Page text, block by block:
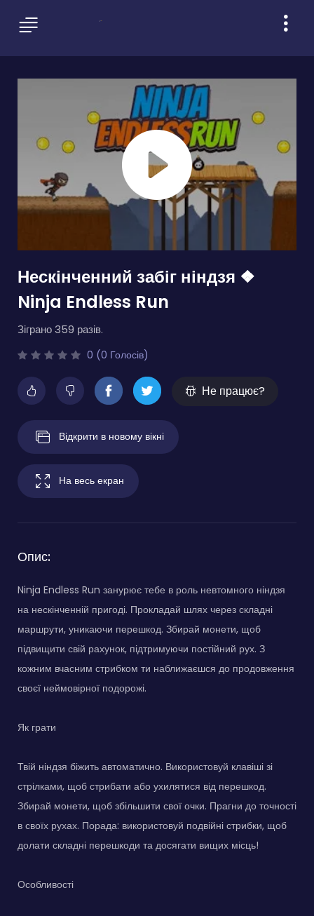
Нескінченний забіг ніндзя ❖
Ninja Endless Run
Зіграно 359 разів.
0 (0 Голосів)
Не працює?
Відкрити в новому вікні
На весь екран
Опис:
Ninja Endless Run занурює тебе в роль невтомного ніндзя
на нескінченній пригоді. Прокладай шлях через складні
маршрути, уникаючи перешкод. Збирай монети, щоб
підвищити свій рахунок, підтримуючи постійний рух. З
кожним вчасним стрибком ти наближаєшся до продовження
своєї неймовірної подорожі.
Як грати
Твій ніндзя біжить автоматично. Використовуй клавіші зі
стрілками, щоб стрибати або ухилятися від перешкод.
Збирай монети, щоб збільшити свої очки. Прагни до точності
в своїх рухах. Порада: використовуй подвійні стрибки, щоб
долати складні перешкоди та досягати вищих місць!
Особливості